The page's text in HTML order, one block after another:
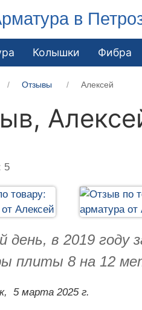
в
Колышки Фибра
Отзывы Алексей
день, в 2019 году
плиты 8 на 12
5 марта 2025 г.